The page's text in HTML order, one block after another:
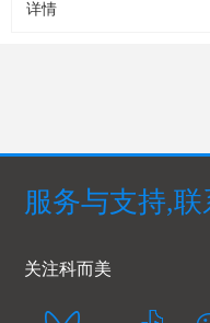
详情
服务与支持,联
关注科而美